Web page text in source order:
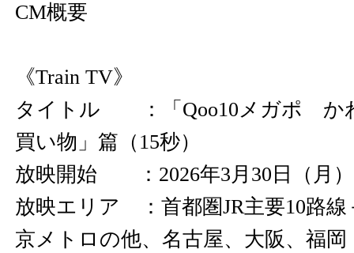
CM概要
《Train TV》
タイトル ：「Qoo10メガポ か
買い物」篇（15秒）
放映開始 ：2026年3月30日（月）
放映エリア ：首都圏JR主要10路
京メトロの他、名古屋、大阪、福岡